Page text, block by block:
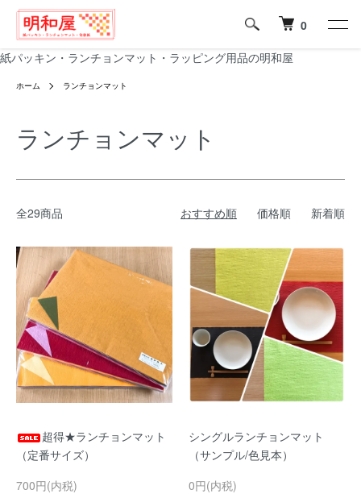
紙パッキン・ランチョンマット・ラッピング用品の明和屋
0
ホーム ランチョンマット
ランチョンマット
全29商品 おすすめ順 価格順 新着順
超得★ランチョンマット
（定番サイズ）
700円(内税)
シングルランチョンマット
（サンプル/色見本）
0円(内税)